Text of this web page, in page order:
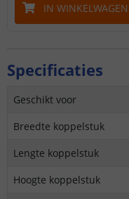
IN WINKELWAGEN
Specificaties
Geschikt voor
Breedte koppelstuk
Lengte koppelstuk
Hoogte koppelstuk